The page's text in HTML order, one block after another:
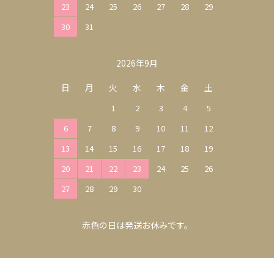
23
24 25 26 27 28
29
30
31
2026年9月
日
月 火 水 木 金 土
1 2 3 4
5
6
7 8 9 10 11
12
13
14 15 16 17 18
19
20
21 22 23 24 25
26
27
28 29 30
赤色の日は発送お休みです。